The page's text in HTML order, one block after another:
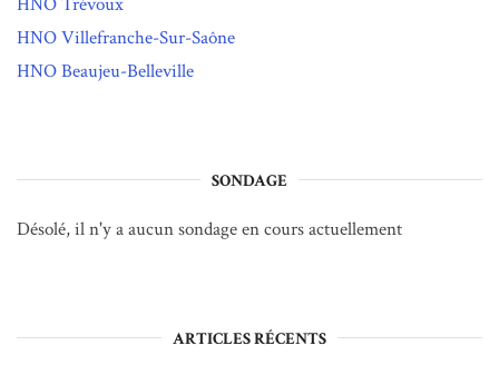
HNO Villefranche-Sur-Saône
HNO Beaujeu-Belleville
SONDAGE
Désolé, il n'y a aucun sondage en cours actuellement
ARTICLES RÉCENTS